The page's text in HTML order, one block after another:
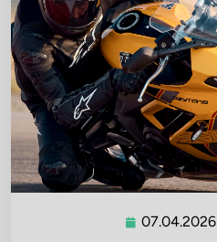
07.04.2026